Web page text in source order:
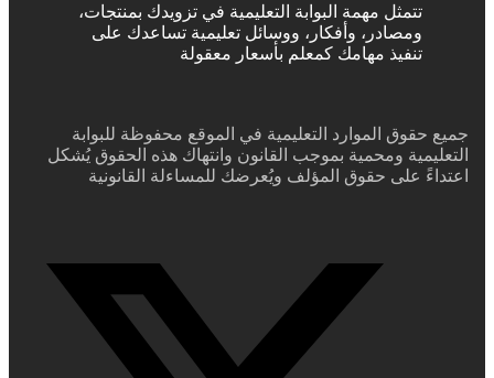
تتمثل مهمة البوابة التعليمية في تزويدك بمنتجات،
ومصادر، وأفكار، ووسائل تعليمية تساعدك على
تنفيذ مهامك كمعلم بأسعار معقولة
جميع حقوق الموارد التعليمية في الموقع محفوظة للبوابة
التعليمية ومحمية بموجب القانون وانتهاك هذه الحقوق يُشكل
اعتداءً على حقوق المؤلف ويُعرضك للمساءلة القانونية